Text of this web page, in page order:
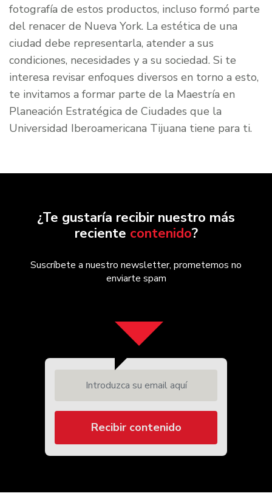
fotografía de estos productos, incluso formó parte
del renacer de Nueva York. La estética de una
ciudad debe representarla, atender a sus
condiciones, necesidades y a su sociedad. Si te
interesa revisar enfoques diversos en torno a esto,
te invitamos a formar parte de la Maestría en
Planeación Estratégica de Ciudades que la
Universidad Iberoamericana Tijuana tiene para ti.
¿Te gustaría recibir nuestro más
reciente contenido?
Suscríbete a nuestro newsletter, prometemos no
enviarte spam
Recibir contenido